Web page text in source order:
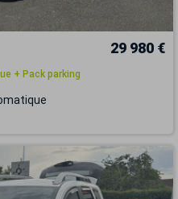
29 980 €
+ Pack parking